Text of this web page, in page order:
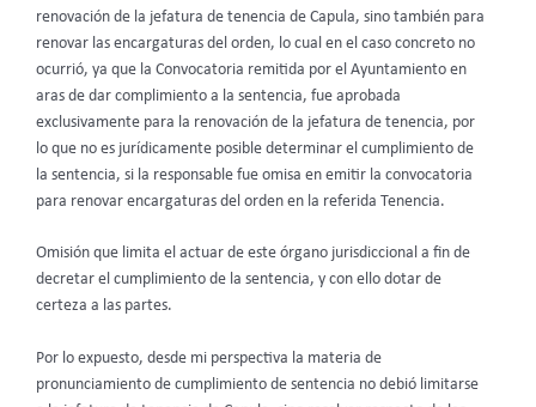
renovación de la jefatura de tenencia de Capula, sino también para
renovar las encargaturas del orden, lo cual en el caso concreto no
ocurrió, ya que la Convocatoria remitida por el Ayuntamiento en
aras de dar complimiento a la sentencia, fue aprobada
exclusivamente para la renovación de la jefatura de tenencia, por
lo que no es jurídicamente posible determinar el cumplimiento de
la sentencia, si la responsable fue omisa en emitir la convocatoria
para renovar encargaturas del orden en la referida Tenencia.
Omisión que limita el actuar de este órgano jurisdiccional a fin de
decretar el cumplimiento de la sentencia, y con ello dotar de
certeza a las partes.
Por lo expuesto, desde mi perspectiva la materia de
pronunciamiento de cumplimiento de sentencia no debió limitarse